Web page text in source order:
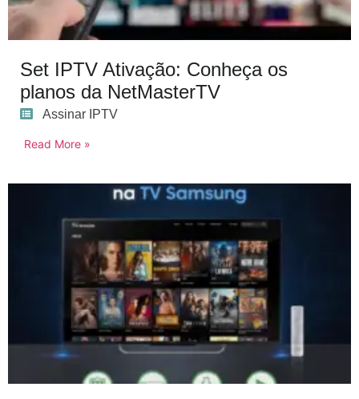
Set IPTV Ativação: Conheça os
planos da NetMasterTV
Assinar IPTV
Read More »